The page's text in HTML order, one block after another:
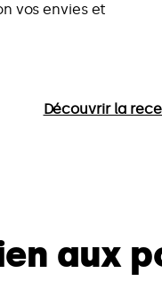
vos envies et
Découvrir la
aux